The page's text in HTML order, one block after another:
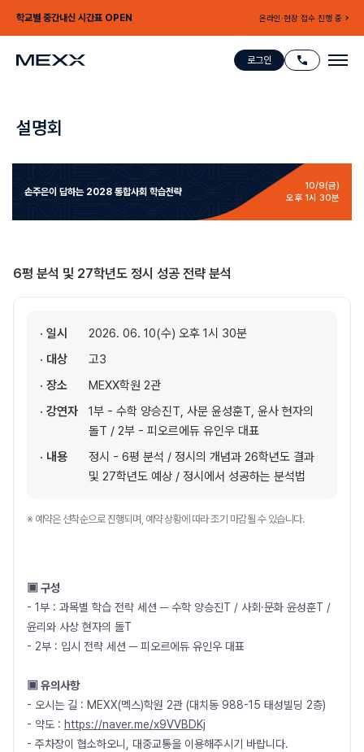
학교별 중간내신 시간표 OPEN 온라인·현장 접수 진행 중
로그인
설명회
손주은이 답하는 2028 통합사회 학습전략
10/9(금)
오후 1시 30분
6평 분석 및 27학년도 정시 성공 전략 분석
· 일시
2026. 06. 10(수) 오후 1시 30분
· 대상
고3
· 장소
MEXX학원 2관
· 강연자
1부 - 수학 양승진T, 사문 윤성훈T, 윤사 현자의
돌T / 2부 - 피오르에듀 유인우 대표
· 내용
정시 - 6평 분석 / 정시의 개념과 26학년도 결과
및 27학년도 예상 / 정시에서 성공하는 분석법
※ 예약은 선착순으로 진행되며, 예약 상황에 따라 조기 마감될 수 있습니다.
▣ 구성
- 1부 : 과목별 학습 전략 세션 ─ 수학 양승진T / 사회·문화 윤성훈T /
윤리와 사상 현자의 돌T
- 2부 : 입시 전략 세션 ─ 피오르에듀 유인우 대표
▣ 유의사항
- 오시는 길 : MEXX(멕스)학원 2관 (대치동 988-15 태성빌딩 2층)
- 약도 : https://naver.me/x9VVBDKj
- 주차장이 협소하오니, 대중교통을 이용해주시기 바랍니다.